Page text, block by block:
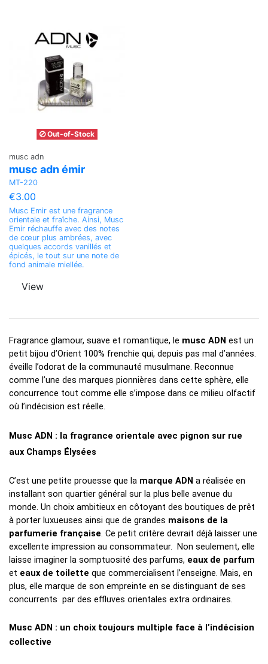
Out-of-Stock
musc adn
musc adn émir
MT-220
€3.00
Musc Emir est une fragrance
orientale et fraîche. Ainsi, Musc
Emir réchauffe avec des notes
de cœur plus ambrées, avec
quelques accords vanillés et
épicés, le tout sur une note de
fond animale miellée.
View
Fragrance glamour, suave et romantique, le musc ADN est un
petit bijou d’Orient 100% frenchie qui, depuis pas mal d’années.
éveille l’odorat de la communauté musulmane. Reconnue
comme l’une des marques pionnières dans cette sphère, elle
concurrence tout comme elle s’impose dans ce milieu olfactif
où l’indécision est réelle.
Musc ADN : la fragrance orientale avec pignon sur rue
aux Champs Élysées
C’est une petite prouesse que la marque ADN a réalisée en
installant son quartier général sur la plus belle avenue du
monde. Un choix ambitieux en côtoyant des boutiques de prêt
à porter luxueuses ainsi que de grandes maisons de la
parfumerie française. Ce petit critère devrait déjà laisser une
excellente impression au consommateur.  Non seulement, elle
laisse imaginer la somptuosité des parfums,
et eaux de toilette que commercialisent l’enseigne. Mais, en
plus, elle marque de son empreinte en se distinguant de ses
concurrents  par des effluves orientales extra ordinaires.
Musc ADN : un choix toujours multiple face à l’indécision
collective